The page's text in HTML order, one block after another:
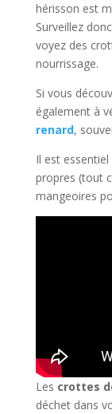
hérisson est
Surveillez
voyez des
nourrissage.
Si vous
également à
renard,
Il est
propres (tout
mangeoires
Les crottes
déchet dans